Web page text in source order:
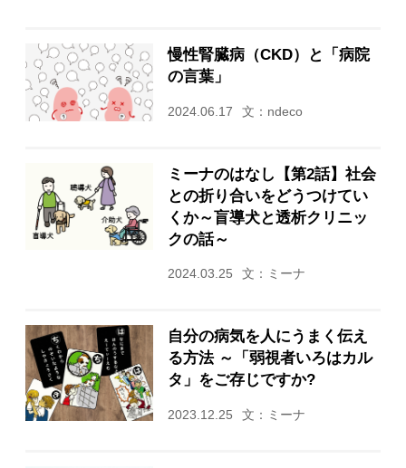
慢性腎臓病（CKD）と「病院
の言葉」
2024.06.17 文：ndeco
ミーナのはなし【第2話】社会
との折り合いをどうつけてい
くか～盲導犬と透析クリニッ
クの話～
2024.03.25 文：ミーナ
自分の病気を人にうまく伝え
る方法 ～「弱視者いろはカル
タ」をご存じですか?
2023.12.25 文：ミーナ